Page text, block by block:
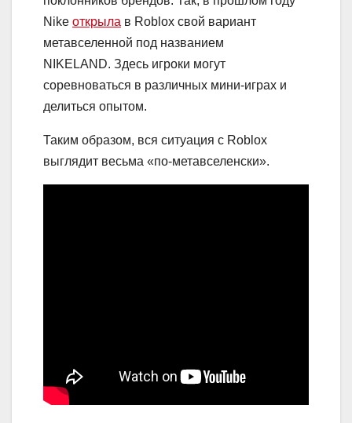
Nike открыла в Roblox свой вариант
метавселенной под названием
NIKELAND. Здесь игроки могут
соревноваться в различных мини-играх и
делиться опытом.
Таким образом, вся ситуация с Roblox
выглядит весьма «по-метавселенски».